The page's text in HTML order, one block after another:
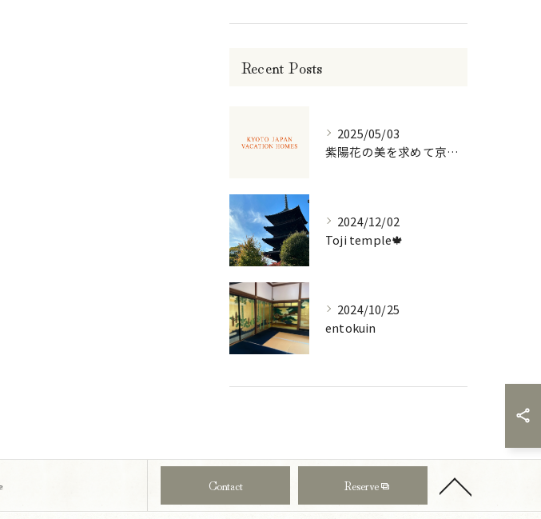
Recent Posts
2025/05/03
紫陽花の美を求めて京都散策
2024/12/02
Toji temple🍁
2024/10/25
entokuin
Contact Reserve